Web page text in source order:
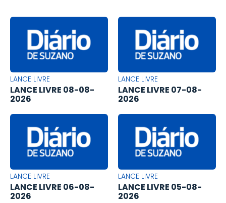
LANCE LIVRE
LANCE LIVRE 08-08-
2026
LANCE LIVRE
LANCE LIVRE 07-08-
2026
LANCE LIVRE
LANCE LIVRE 06-08-
2026
LANCE LIVRE
LANCE LIVRE 05-08-
2026